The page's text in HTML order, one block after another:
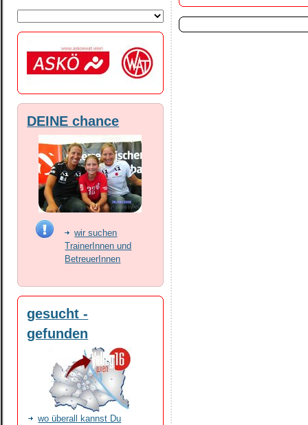
DEINE chance
wir suchen
TrainerInnen und
BetreuerInnen
gesucht -
gefunden
wo überall kannst Du